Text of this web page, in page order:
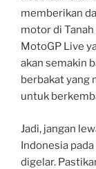
memberikan
motor di
MotoGP Live
akan semakin
berbakat yang
untuk
Jadi, jangan
Indonesia
digelar.